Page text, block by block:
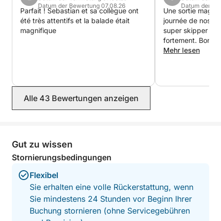
Datum der Bewertung 07.08.26
Parfait ! Sebastian et sa collègue ont
été très attentifs et la balade était
magnifique
Datum der
Une sortie magnifique! Notre
journée de nos
super skipper ☺️. Je recommande
fortement. Bon apéritif et un skipper
d’une grande
Mehr lesen
Alle 43 Bewertungen anzeigen
Gut zu wissen
Stornierungsbedingungen
Flexibel
Sie erhalten eine volle Rückerstattung, wenn
Sie mindestens 24 Stunden vor Beginn Ihrer
Buchung stornieren (ohne Servicegebühren